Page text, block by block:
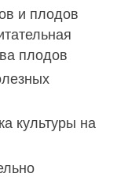
и плодов
плодов
культуры на